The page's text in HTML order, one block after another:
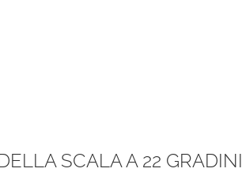
SCALA A 22 GRADINI